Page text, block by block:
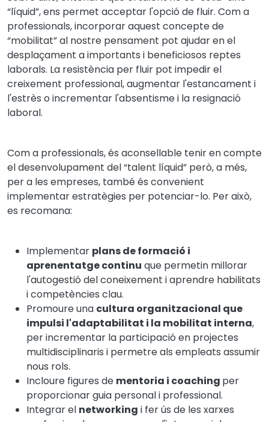
“líquid”, ens permet acceptar l'opció de fluir. Com a
professionals, incorporar aquest concepte de
“mobilitat” al nostre pensament pot ajudar en el
desplaçament a importants i beneficiosos reptes
laborals. La resistència per fluir pot impedir el
creixement professional, augmentar l'estancament i
l'estrès o incrementar l'absentisme i la resignació
laboral.
Com a professionals, és aconsellable tenir en compte
el desenvolupament del “talent líquid” però, a més,
per a les empreses, també és convenient
implementar estratègies per potenciar-lo. Per això,
es recomana:
Implementar plans de formació i
aprenentatge continu que permetin millorar
l'autogestió del coneixement i aprendre habilitats
i competències clau.
Promoure una cultura organitzacional que
impulsi l'adaptabilitat i la mobilitat interna,
per incrementar la participació en projectes
multidisciplinaris i permetre als empleats assumir
nous rols.
Incloure figures de mentoria i coaching per
proporcionar guia personal i professional.
Integrar el networking i fer ús de les xarxes